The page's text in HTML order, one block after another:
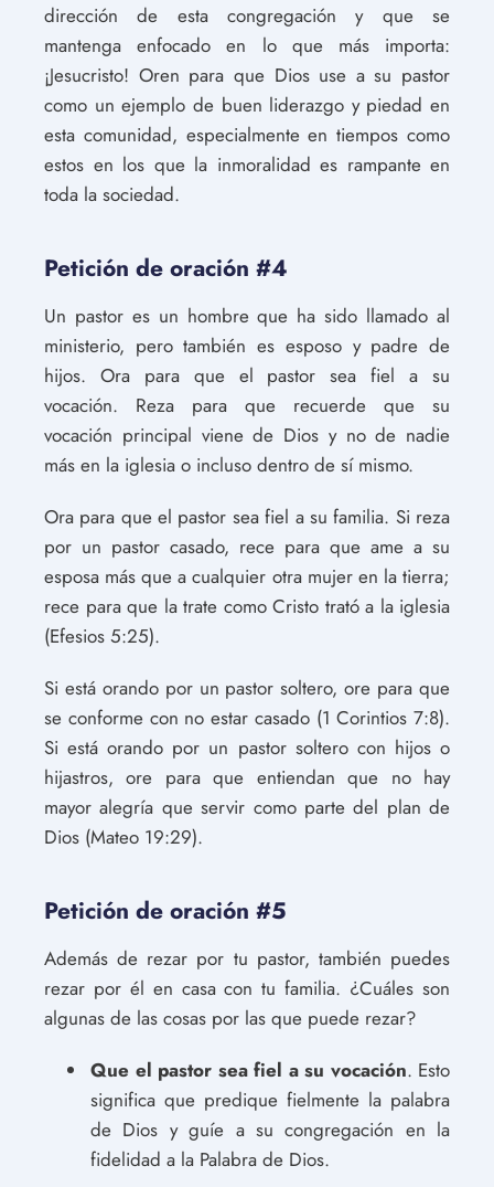
dirección de esta congregación y que se
mantenga enfocado en lo que más importa:
¡Jesucristo! Oren para que Dios use a su pastor
como un ejemplo de buen liderazgo y piedad en
esta comunidad, especialmente en tiempos como
estos en los que la inmoralidad es rampante en
toda la sociedad.
Petición de oración #4
Un pastor es un hombre que ha sido llamado al
ministerio, pero también es esposo y padre de
hijos. Ora para que el pastor sea fiel a su
vocación. Reza para que recuerde que su
vocación principal viene de Dios y no de nadie
más en la iglesia o incluso dentro de sí mismo.
Ora para que el pastor sea fiel a su familia. Si reza
por un pastor casado, rece para que ame a su
esposa más que a cualquier otra mujer en la tierra;
rece para que la trate como Cristo trató a la iglesia
(Efesios 5:25).
Si está orando por un pastor soltero, ore para que
se conforme con no estar casado (1 Corintios 7:8).
Si está orando por un pastor soltero con hijos o
hijastros, ore para que entiendan que no hay
mayor alegría que servir como parte del plan de
Dios (Mateo 19:29).
Petición de oración #5
Además de rezar por tu pastor, también puedes
rezar por él en casa con tu familia. ¿Cuáles son
algunas de las cosas por las que puede rezar?
Que el pastor sea fiel a su vocación. Esto
significa que predique fielmente la palabra
de Dios y guíe a su congregación en la
fidelidad a la Palabra de Dios.